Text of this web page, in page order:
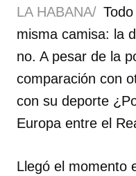
LA HABANA/
misma camisa: la
no. A pesar de la
comparación con
con su deporte
Europa entre el
Llegó el momento